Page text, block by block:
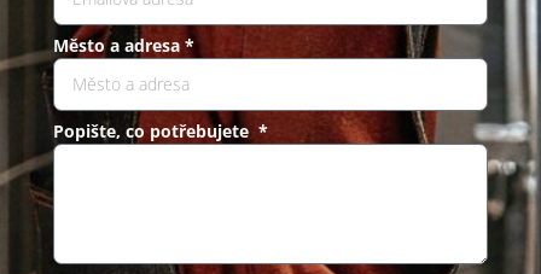
Město a adresa *
Popište, co potřebujete *